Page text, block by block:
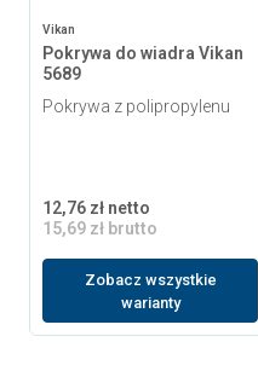
Vikan
Pokrywa do wiadra Vikan
5689
Pokrywa z polipropylenu
12,76 zł netto
15,69 zł brutto
Zobacz wszystkie
warianty